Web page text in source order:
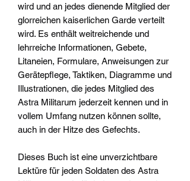
wird und an jedes dienende Mitglied der
glorreichen kaiserlichen Garde verteilt
wird. Es enthält weitreichende und
lehrreiche Informationen, Gebete,
Litaneien, Formulare, Anweisungen zur
Gerätepflege, Taktiken, Diagramme und
Illustrationen, die jedes Mitglied des
Astra Militarum jederzeit kennen und in
vollem Umfang nutzen können sollte,
auch in der Hitze des Gefechts.
Dieses Buch ist eine unverzichtbare
Lektüre für jeden Soldaten des Astra